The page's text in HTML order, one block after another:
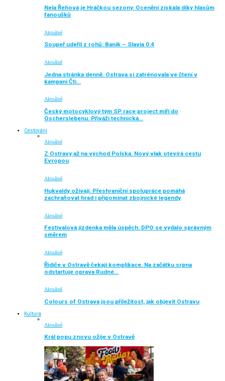
Nela Řehová je Hráčkou sezony. Ocenění získala díky hlasům
fanoušků
Aktuálně
Soupeř udeřil z rohů: Baník – Slavia 0:4
Aktuálně
Jedna stránka denně. Ostrava si zatrénovala ve čtení v
kampani Čti…
Aktuálně
Český motocyklový tým SP race project míří do
Oscherslebenu. Přiváží technická…
Cestování
Aktuálně
Z Ostravy až na východ Polska. Nový vlak otevírá cestu
Evropou
Aktuálně
Hukvaldy ožívají. Přeshraniční spolupráce pomáhá
zachraňovat hrad i připomínat zbojnické legendy
Aktuálně
Festivalová jízdenka měla úspěch. DPO se vydalo správným
směrem
Aktuálně
Řidiče v Ostravě čekají komplikace. Na začátku srpna
odstartuje oprava Rudné…
Aktuálně
Colours of Ostrava jsou příležitost, jak objevit Ostravu
Kultura
Aktuálně
Král popu znovu ožije v Ostravě